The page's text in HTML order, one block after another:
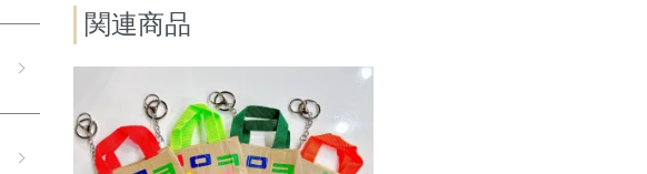
関連商品